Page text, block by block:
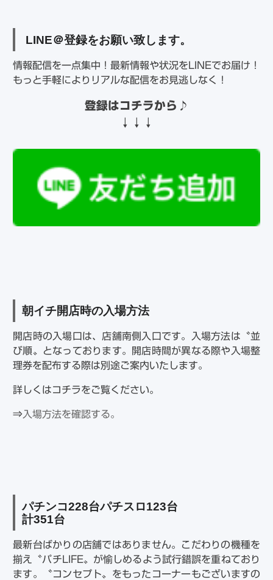
LINE＠登録をお願い致します。
情報配信を一点集中！最新情報や状況をLINEでお届け！
もっと手軽によりリアルな配信をお見逃しなく！
登録はコチラから ♪
↓↓↓
朝イチ開店時の入場方法
開店時の入場口は、店舗南側入口です。入場方法は〝並
び順〟となっております。開店時間が異なる際や入場整
理券を配布する際は別途ご案内いたします。
詳しくはコチラをご覧ください。
⇒入場方法を確認する。
パチンコ228台パチスロ123台
計351台
最新台ばかりの店舗ではありません。こだわりの機種を
揃え〝パチLIFE〟が愉しめるよう試行錯誤を重ねており
ます。〝コンセプト〟をもったコーナーもございますの